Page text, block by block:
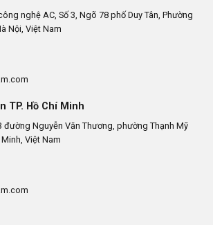
nghệ AC, Số 3, Ngõ 78 phố Duy Tân, Phường
Nội, Việt Nam
TP. Hồ Chí Minh
đường Nguyễn Văn Thương, phường Thạnh Mỹ
Việt Nam